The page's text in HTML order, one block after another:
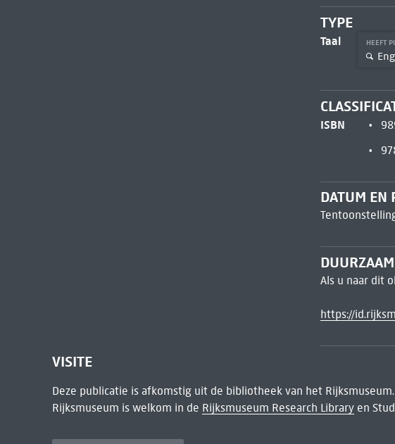
TYPE
Taal HEEFT
ISBN
DATUM EN
Als u naar dit
https://
VISITE
Deze publicatie is afkomstig uit de bibliotheek van het
Rijksmuseum is welkom in de Rijksmuseum Research Libraryen